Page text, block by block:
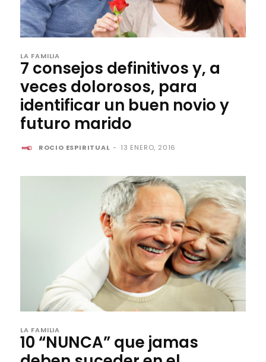
LA FAMILIA
7 consejos definitivos y, a
veces dolorosos, para
identificar un buen novio y
futuro marido
ROCIO ESPIRITUAL - 13 ENERO, 2016
LA FAMILIA
10 “NUNCA” que jamas